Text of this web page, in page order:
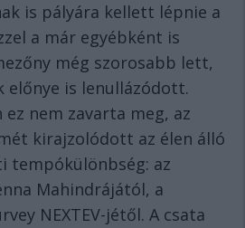
is pályára kellett lépnie a
a már egyébként is
még szorosabb lett,
előnye is lenullázódott.
nem zavarta meg, az
kirajzolódott az élen álló
tempókülönbség: az
Mahindrájától, a
NEXTEV-jétől. A csata